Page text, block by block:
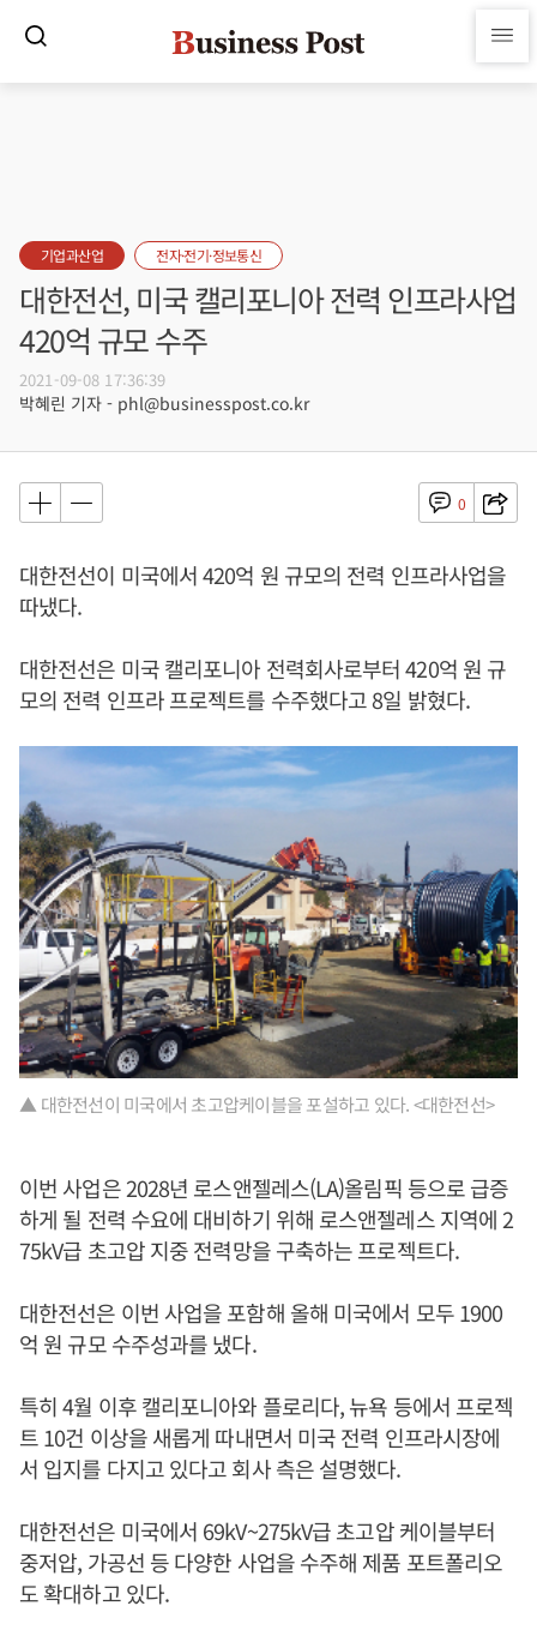
기업과산업 전자·전기·정보통신
대한전선, 미국 캘리포니아 전력 인프라사업
420억 규모 수주
2021-09-08 17:36:39
박혜린 기자 - phl@businesspost.co.kr
0
대한전선이 미국에서 420억 원 규모의 전력 인프라사업을
따냈다.
대한전선은 미국 캘리포니아 전력회사로부터 420억 원 규
모의 전력 인프라 프로젝트를 수주했다고 8일 밝혔다.
▲ 대한전선이 미국에서 초고압케이블을 포설하고 있다. <대한전선>
이번 사업은 2028년 로스앤젤레스(LA)올림픽 등으로 급증
하게 될 전력 수요에 대비하기 위해 로스앤젤레스 지역에 2
75kV급 초고압 지중 전력망을 구축하는 프로젝트다.
대한전선은 이번 사업을 포함해 올해 미국에서 모두 1900
억 원 규모 수주성과를 냈다.
특히 4월 이후 캘리포니아와 플로리다, 뉴욕 등에서 프로젝
트 10건 이상을 새롭게 따내면서 미국 전력 인프라시장에
서 입지를 다지고 있다고 회사 측은 설명했다.
대한전선은 미국에서 69kV~275kV급 초고압 케이블부터
중저압, 가공선 등 다양한 사업을 수주해 제품 포트폴리오
도 확대하고 있다.